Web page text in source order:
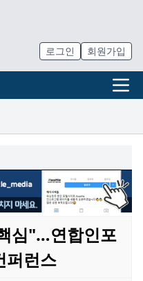
로그인 회원가입
심"…연합인포
퍼런스